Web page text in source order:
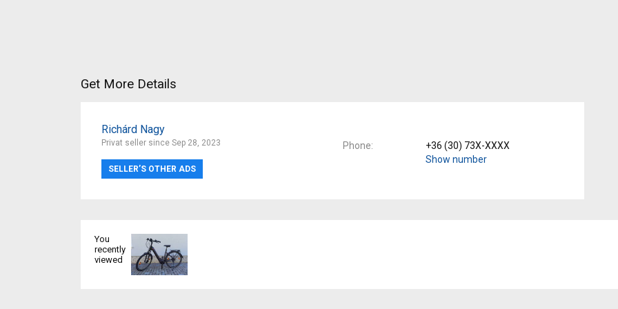
Get More Details
Richárd Nagy
Privat seller since Sep 28, 2023
SELLER’S OTHER ADS
Phone
+36 (30) 73X-XXXX
Show number
You
recently
viewed